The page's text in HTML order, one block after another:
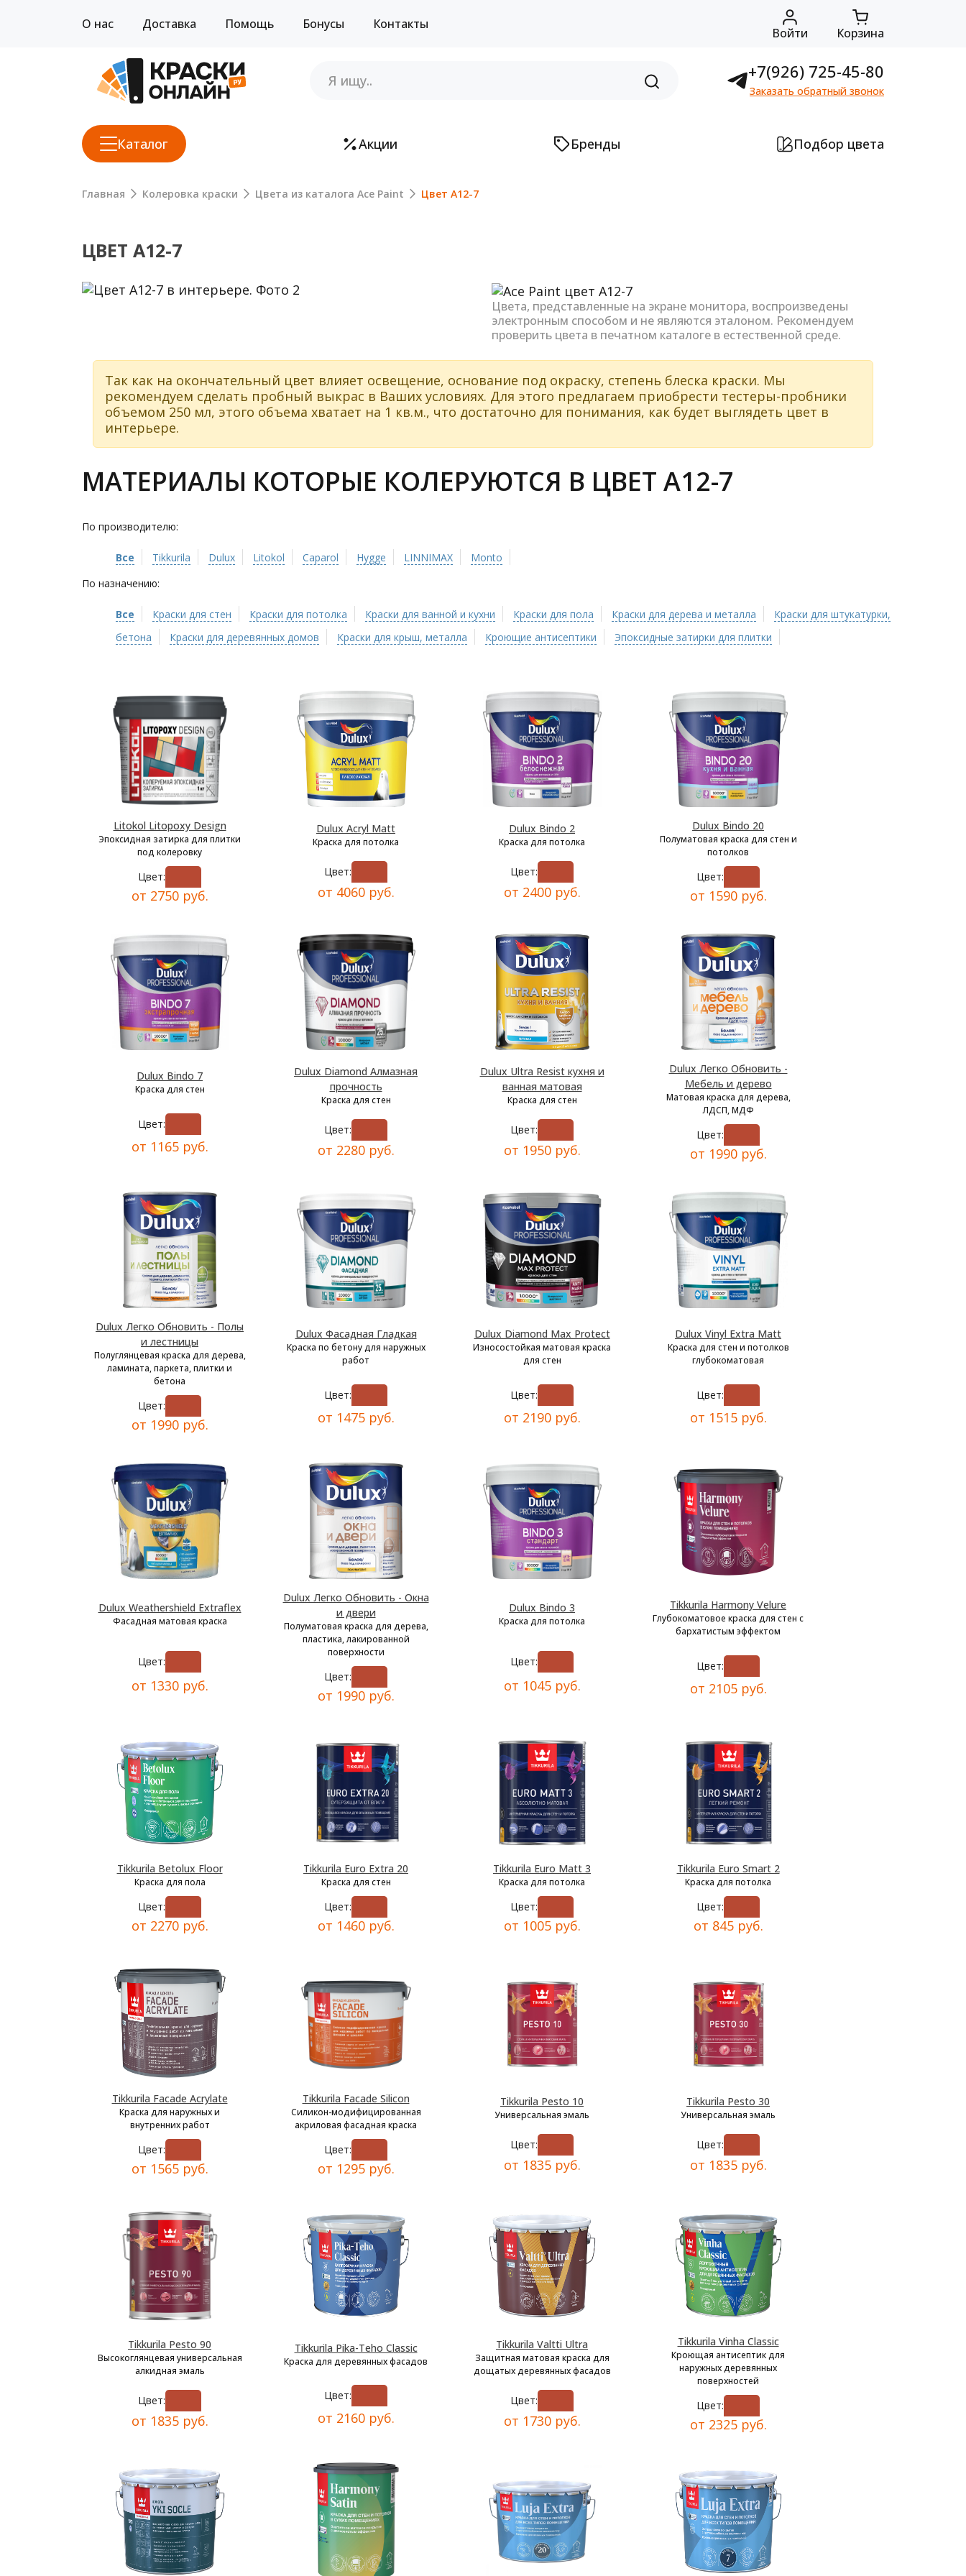
О нас Доставка Помощь Бонусы Контакты
Войти Корзина
+7(926) 725-45-80
Заказать обратный звонок
Каталог Акции Бренды Подбор цвета
Главная Колеровка краски Цвета из каталога Ace Paint Цвет A12-7
ЦВЕТ A12-7
Previous
Цвета, представленные на экране монитора, воспроизведены
электронным способом и не являются эталоном. Рекомендуем
проверить цвета в печатном каталоге в естественной среде.
Так как на окончательный цвет влияет освещение, основание под окраску, степень блеска краски. Мы
рекомендуем сделать пробный выкрас в Ваших условиях. Для этого предлагаем приобрести тестеры-пробники
объемом 250 мл, этого объема хватает на 1 кв.м., что достаточно для понимания, как будет выглядеть цвет в
интерьере.
МАТЕРИАЛЫ КОТОРЫЕ КОЛЕРУЮТСЯ В ЦВЕТ A12-7
По производителю:
Все Tikkurila Dulux Litokol Caparol Hygge LINNIMAX
Monto
По назначению:
Все Краски для стен Краски для потолка Краски для ванной и кухни Краски для пола Краски для дерева и металла
Краски для штукатурки,
бетона
Краски для деревянных домов Краски для крыш, металла Кроющие антисептики Эпоксидные затирки для плитки
Litokol Litopoxy Design
Эпоксидная затирка для плитки
под колеровку
Цвет:
от 2750 руб.
Dulux Acryl Matt
Краска для потолка
Цвет:
от 4060 руб.
Dulux Bindo 2
Краска для потолка
Цвет:
от 2400 руб.
Dulux Bindo 20
Полуматовая краска для стен и
потолков
Цвет:
от 1590 руб.
Dulux Bindo 7
Краска для стен
Цвет:
от 1165 руб.
Dulux Diamond Алмазная
прочность
Краска для стен
Цвет:
от 2280 руб.
Dulux Ultra Resist кухня и
ванная матовая
Краска для стен
Цвет:
от 1950 руб.
Dulux Легко Обновить -
Мебель и дерево
Матовая краска для дерева,
ЛДСП, МДФ
Цвет:
от 1990 руб.
Dulux Легко Обновить - Полы
и лестницы
Полуглянцевая краска для дерева,
ламината, паркета, плитки и
бетона
Цвет:
от 1990 руб.
Dulux Фасадная Гладкая
Краска по бетону для наружных
работ
Цвет:
от 1475 руб.
Dulux Diamond Max Protect
Износостойкая матовая краска
для стен
Цвет:
от 2190 руб.
Dulux Vinyl Extra Matt
Краска для стен и потолков
глубокоматовая
Цвет:
от 1515 руб.
Dulux Weathershield Extraflex
Фасадная матовая краска
Цвет:
от 1330 руб.
Dulux Легко Обновить - Окна
и двери
Полуматовая краска для дерева,
пластика, лакированной
поверхности
Цвет:
от 1990 руб.
Dulux Bindo 3
Краска для потолка
Цвет:
от 1045 руб.
Tikkurila Harmony Velure
Глубокоматовое краска для стен с
бархатистым эффектом
Цвет:
от 2105 руб.
Tikkurila Betolux Floor
Краска для пола
Цвет:
от 2270 руб.
Tikkurila Euro Extra 20
Краска для стен
Цвет:
от 1460 руб.
Tikkurila Euro Matt 3
Краска для потолка
Цвет:
от 1005 руб.
Tikkurila Euro Smart 2
Краска для потолка
Цвет:
от 845 руб.
Tikkurila Facade Acrylate
Краска для наружных и
внутренних работ
Цвет:
от 1565 руб.
Tikkurila Facade Silicon
Силикон-модифицированная
акриловая фасадная краска
Цвет:
от 1295 руб.
Tikkurila Pesto 10
Универсальная эмаль
Цвет:
от 1835 руб.
Tikkurila Pesto 30
Универсальная эмаль
Цвет:
от 1835 руб.
Tikkurila Pesto 90
Высокоглянцевая универсальная
алкидная эмаль
Цвет:
от 1835 руб.
Tikkurila Pika-Teho Classic
Краска для деревянных фасадов
Цвет:
от 2160 руб.
Tikkurila Valtti Ultra
Защитная матовая краска для
дощатых деревянных фасадов
Цвет:
от 1730 руб.
Tikkurila Vinha Classic
Кроющая антисептик для
наружных деревянных
поверхностей
Цвет:
от 2325 руб.